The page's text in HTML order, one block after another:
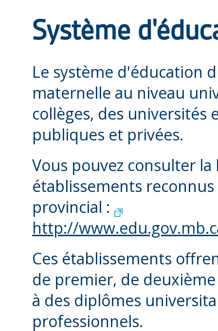
Système
Le système d'éducation
maternelle au niveau
collèges, des universités
publiques et privées.
Vous pouvez consulter
établissements
provincial :
http://
Ces établissements
de premier, de
à des diplômes
professionnels.